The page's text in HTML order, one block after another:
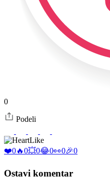
0
Podeli
Like
❤️0🔥0💥0😂0👀0🎉0
Ostavi komentar